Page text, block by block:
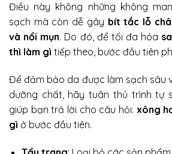
Điều này không những không
sạch mà còn dễ gây bít tắc lỗ
và nổi mụn. Do đó, để tối đa hóa
thì làm gì tiếp theo, bước đầu tiên
Để đảm bảo da được làm sạch sâu
dưỡng chất, hãy tuân thủ trình tự
giúp bạn trả lời cho câu hỏi: xông
gì ở bước đầu tiên.